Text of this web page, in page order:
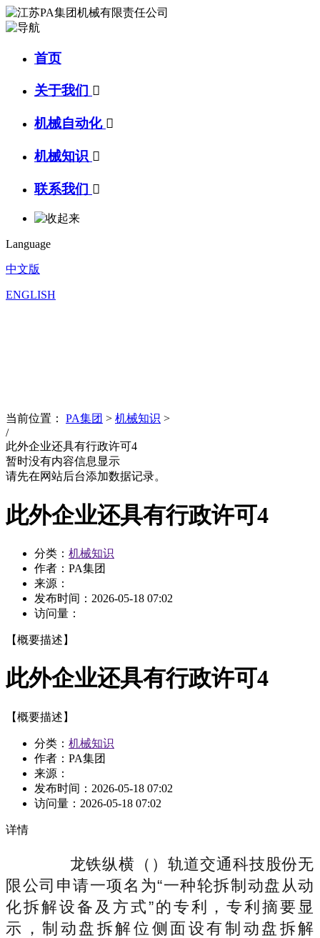
首页
关于我们 
机械自动化 
机械知识 
联系我们 
Language
中文版
ENGLISH
当前位置： PA集团 > 机械知识 >
/
此外企业还具有行政许可4
暂时没有内容信息显示
请先在网站后台添加数据记录。
此外企业还具有行政许可4
分类： 机械知识
作者：PA集团
来源：
发布时间： 2026-05-18 07:02
访问量：
【概要描述】
此外企业还具有行政许可4
【概要描述】
分类： 机械知识
作者：PA集团
来源：
发布时间： 2026-05-18 07:02
访问量： 2026-05-18 07:02
详情
龙铁纵横（）轨道交通科技股份无
限公司申请一项名为“一种轮拆制动盘从动
化拆解设备及方式”的专利，专利摘要显
示，制动盘拆解位侧面设有制动盘拆解